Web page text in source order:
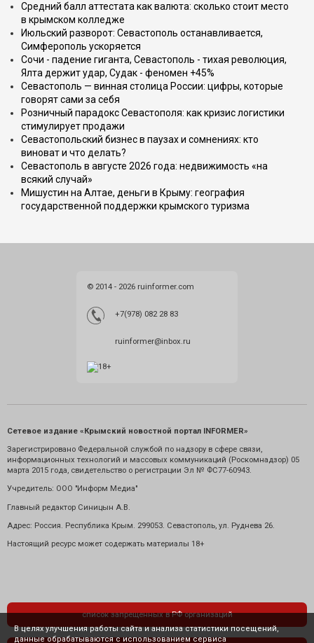
Средний балл аттестата как валюта: сколько стоит место
в крымском колледже
Июльский разворот: Севастополь останавливается,
Симферополь ускоряется
Сочи - падение гиганта, Севастополь - тихая революция,
Ялта держит удар, Судак - феномен +45%
Севастополь — винная столица России: цифры, которые
говорят сами за себя
Розничный парадокс Севастополя: как кризис логистики
стимулирует продажи
Севастопольский бизнес в паузах и сомнениях: кто
виноват и что делать?
Севастополь в августе 2026 года: недвижимость «на
всякий случай»
Мишустин на Алтае, деньги в Крыму: география
государственной поддержки крымского туризма
© 2014 - 2026 ruinformer.com
+7(978) 082 28 83
ruinformer@inbox.ru
Сетевое издание «Крымский новостной портал INFORMER»
Зарегистрировано Федеральной службой по надзору в сфере связи,
информационных технологий и массовых коммуникаций (Роскомнадзор) 05
марта 2015 года, свидетельство о регистрации Эл № ФС77-60943.
Учредитель: ООО "Информ Медиа"
Главный редактор Синицын А.В.
Адрес: Россия. Республика Крым. 299053. Севастополь, ул. Руднева 26.
Настоящий ресурс может содержать материалы 18+
список запрещенных в РФ организаций
В целях улучшения работы сайта и анализа статистики посещений,
данные обрабатываются с использованием сервиса